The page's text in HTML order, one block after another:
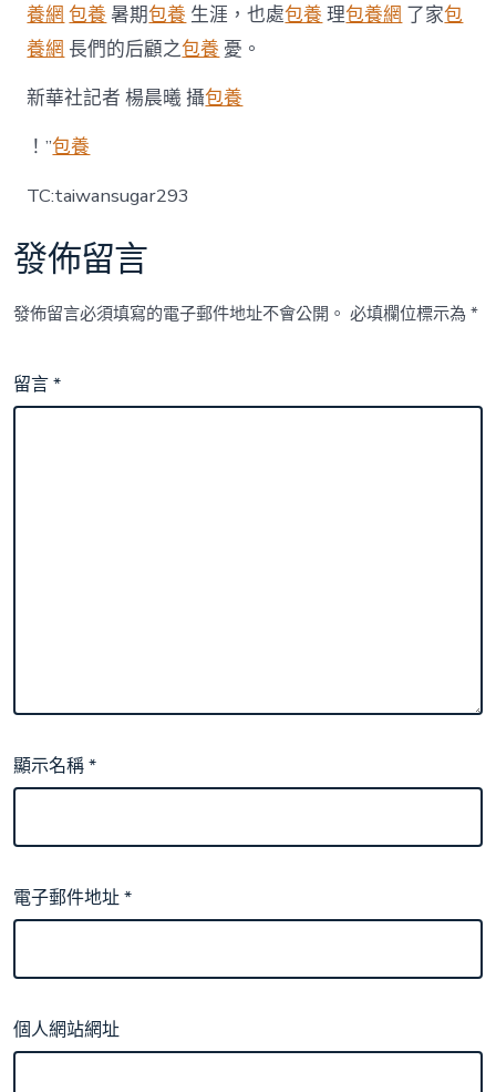
養網 包養 暑期包養 生涯，也處包養 理包養網 了家包
養網 長們的后顧之包養 憂。
新華社記者 楊晨曦 攝包養
！”包養
TC:taiwansugar293
發佈留言
發佈留言必須填寫的電子郵件地址不會公開。 必填欄位標示為*
留言*
顯示名稱*
電子郵件地址*
個人網站網址